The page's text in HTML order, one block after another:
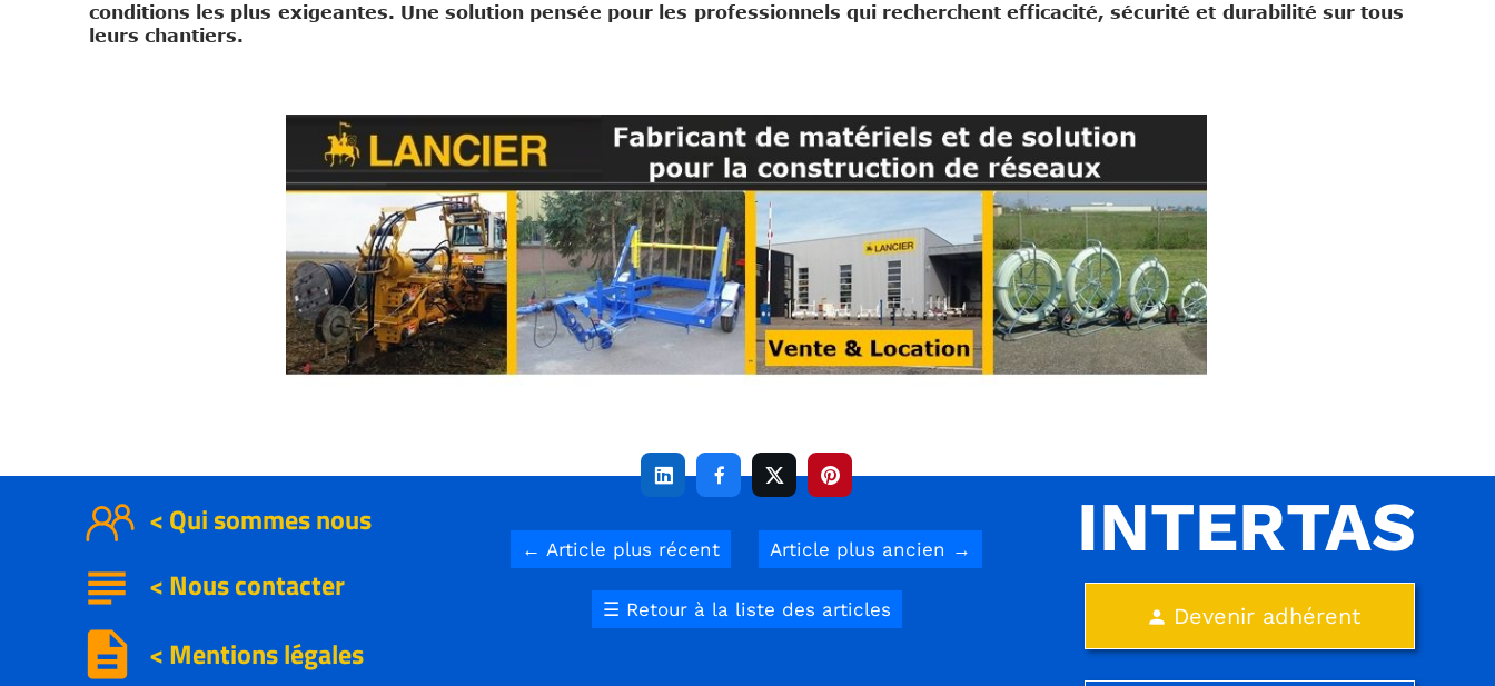
< Qui sommes nous
< Mentions légales
description
<Nous contacter
subject
person Devenir adhérent
INTERTAS
conditions les plus exigeantes. Une solution pensée pour les professionnels qui recherchent efficacité, sécurité et durabilité sur tous
leurs chantiers.
   
← Article plus récent Article plus ancien →
☰ Retour à la liste des articles